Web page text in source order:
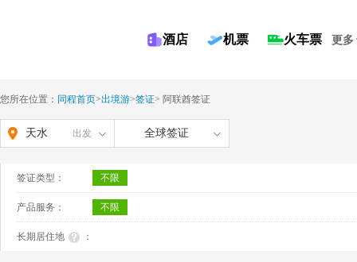
酒店 机票 火车票 更多
您所在位置： 同程首页>出境游>签证> 阿联酋签证
天水 出发 全球签证
签证类型： 不限
产品服务： 不限
长期居住地 ：